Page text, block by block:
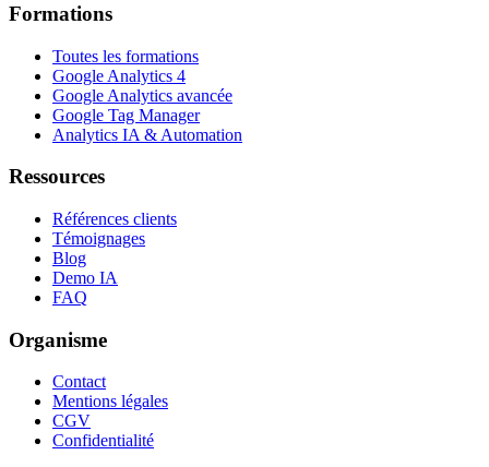
Formations
Toutes les formations
Google Analytics 4
Google Analytics avancée
Google Tag Manager
Analytics IA & Automation
Ressources
Références clients
Témoignages
Blog
Demo IA
FAQ
Organisme
Contact
Mentions légales
CGV
Confidentialité